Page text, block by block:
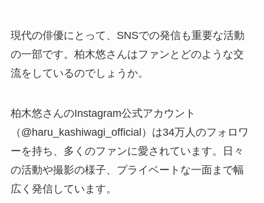
現代の俳優にとって、SNSでの発信も重要な活動
の一部です。柏木悠さんはファンとどのような交
流をしているのでしょうか。
柏木悠さんのInstagram公式アカウント
（@haru_kashiwagi_official）は34万人のフォロワ
ーを持ち、多くのファンに愛されています。日々
の活動や撮影の様子、プライベートな一面まで幅
広く発信しています。